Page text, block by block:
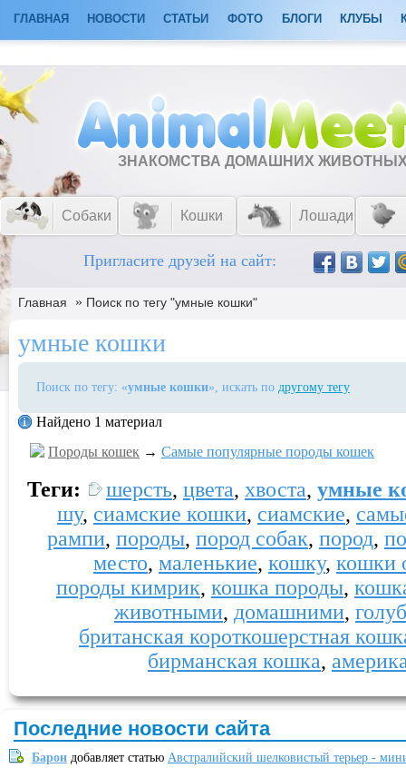
ГЛАВНАЯ НОВОСТИ СТАТЬИ ФОТО БЛОГИ КЛУБЫ
ЗНАКОМСТВА ДОМАШНИХ
Собаки Кошки Лошади
Пригласите друзей на сайт:
Главная » Поиск по тегу "умные кошки"
умные кошки
Поиск по тегу: «умные кошки», искать по другому тегу
Найдено 1 материал
Породы кошек → Самые популярные породы кошек
Теги: шерсть, цвета, хвоста, умные
шу, сиамские кошки, сиамские,
рампи, породы, пород собак, пород,
место, маленькие, кошку, кошки
породы кимрик, кошка породы,
животными, домашними,
британская короткошерстная
бирманская кошка,
Последние новости сайта
Барон добавляет статью Австралийский шелковистый терьер -